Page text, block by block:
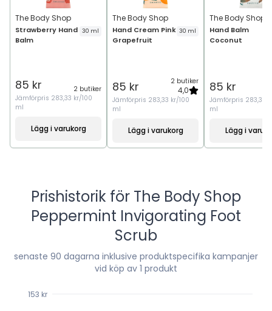
The Body Shop
Strawberry Hand
Balm
30 ml
85 kr
2 butiker
Jämförpris 283,33 kr/100
ml
Lägg i varukorg
The Body Shop
Hand Cream Pink
Grapefruit
30 ml
85 kr 2 butiker
4,0
Jämförpris 283,33 kr/100
ml
Lägg i varukorg
The Body Shop
Hand Balm
Coconut
85 kr
Jämförpris 283,33
ml
Lägg i
Prishistorik för The Body Shop
Peppermint Invigorating Foot
Scrub
senaste 90 dagarna inklusive produktspecifika kampanjer
vid köp av 1 produkt
153 kr